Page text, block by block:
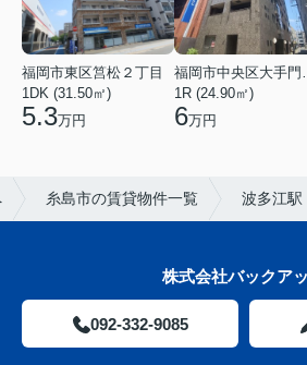
福岡市東区筥松２丁目
1DK (31.50㎡)
5.3万円
1R (24.90㎡)
6万円
糸島市の賃貸物件一覧 波多江駅
株式会社バックア
092-332-9085